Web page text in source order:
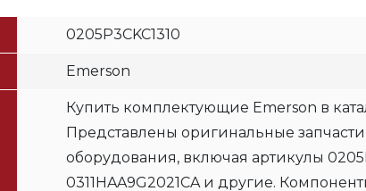
0205P3CKC1310
Emerson
Купить комплектующие Emerson в
Представлены оригинальные
оборудования, включая артикулы
0311HAA9G2021CA и другие.